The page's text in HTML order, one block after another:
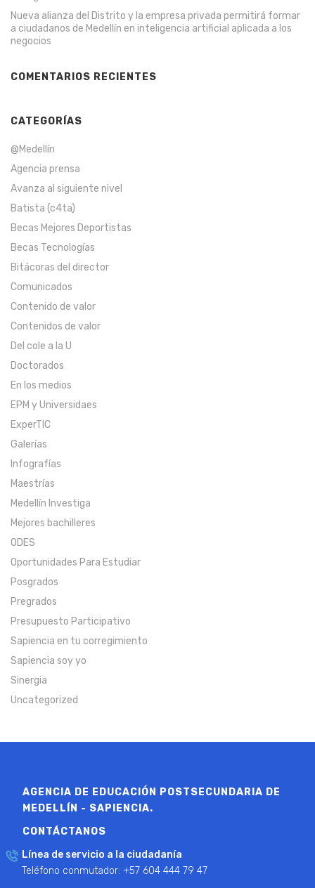
Nueva alianza del Distrito y la empresa privada permitirá formar
a ciudadanos de Medellín en inteligencia artificial aplicada a los
negocios
COMENTARIOS RECIENTES
CATEGORÍAS
@Medellín
Agencia prensa
Avanza al siguiente nivel
Batista (c4ta)
Becas Mejores Deportistas
Becas Tecnologías
Bitácoras del director
Comunicados
Contenido de valor
Contenidos de valor
Del cole a la U
Doctorados
En los medios
EPM y Universidaes
ExperTIC
Galerías
Infografías
Maestrías
Medellín Investiga
Mejores bachilleres
ODES
Oportunidades Para Estudiar
Posgrados
Pregrados
Presupuesto Participativo
Sapiencia en tu corregimiento
Sapiencia soy yo
Sinergia
Uncategorized
AGENCIA DE EDUCACIÓN POSTSECUNDARIA DE
MEDELLÍN - SAPIENCIA.
CONTÁCTANOS
Línea de servicio a la ciudadanía
Teléfono conmutador: +57 604 444 79 47